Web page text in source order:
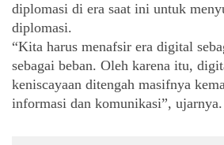
diplomasi di era saat ini untuk
diplomasi.
“Kita harus menafsir era digital
sebagai beban. Oleh karena itu,
keniscayaan ditengah masifnya
informasi dan komunikasi”, ujarnya.